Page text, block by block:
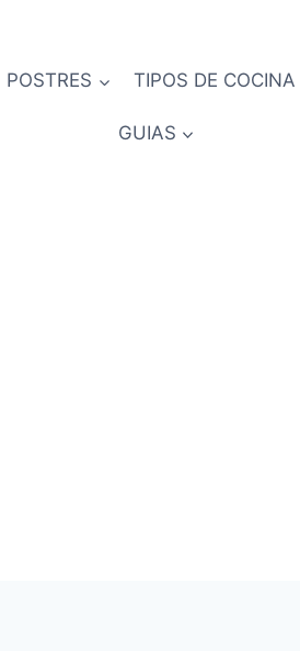
POSTRES TIPOS DE COCINA
GUIAS